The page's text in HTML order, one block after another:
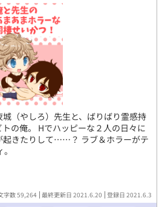
（やしろ）先生と、ばりばり霊感持
の俺。 Hでハッピーな２人の日々に
起きたりして……？ ラブ＆ホラーがテ
字数 59,264 最終更新日 2021.6.20 登録日 2021.6.3